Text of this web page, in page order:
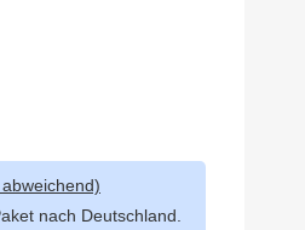
nach Deutschland.